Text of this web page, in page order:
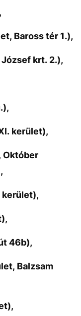
Baross tér 1.),
krt. 2.),
kerület),
Október
kerület),
46b),
Balzsam